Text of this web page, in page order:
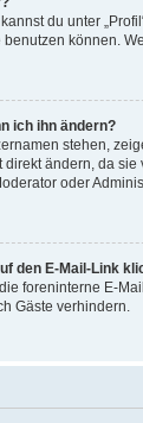
du unter
können.
ich ihn ändern?
stehen,
ändern, da
oder
den E-Mail-Link
foreninterne E-
Gäste verhindern.